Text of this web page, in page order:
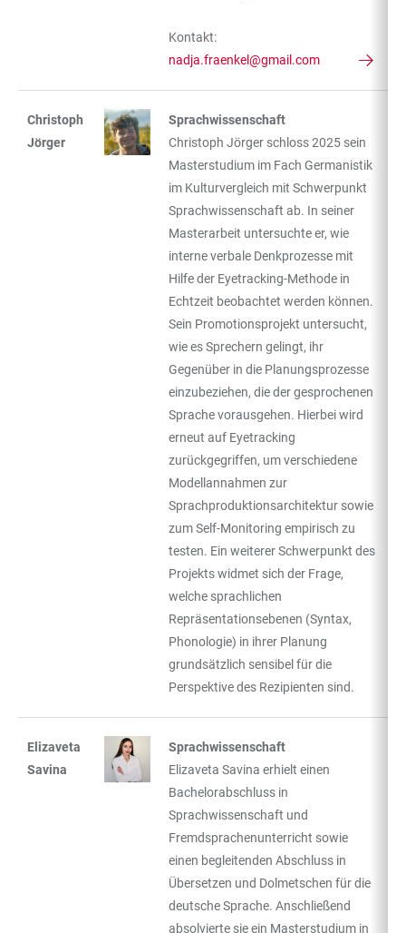
Kontakt:
nadja.fraenkel@gmail.com
Christoph
Jörger
Sprachwissenschaft
Christoph Jörger schloss 2025 sein
Masterstudium im Fach Germanistik
im Kulturvergleich mit Schwerpunkt
Sprachwissenschaft ab. In seiner
Masterarbeit untersuchte er, wie
interne verbale Denkprozesse mit
Hilfe der Eyetracking-Methode in
Echtzeit beobachtet werden können.
Sein Promotionsprojekt untersucht,
wie es Sprechern gelingt, ihr
Gegenüber in die Planungsprozesse
einzubeziehen, die der gesprochenen
Sprache vorausgehen. Hierbei wird
erneut auf Eyetracking
zurückgegriffen, um verschiedene
Modellannahmen zur
Sprachproduktionsarchitektur sowie
zum Self-Monitoring empirisch zu
testen. Ein weiterer Schwerpunkt des
Projekts widmet sich der Frage,
welche sprachlichen
Repräsentationsebenen (Syntax,
Phonologie) in ihrer Planung
grundsätzlich sensibel für die
Perspektive des Rezipienten sind.
Elizaveta
Savina
Sprachwissenschaft
Elizaveta Savina erhielt einen
Bachelorabschluss in
Sprachwissenschaft und
Fremdsprachenunterricht sowie
einen begleitenden Abschluss in
Übersetzen und Dolmetschen für die
deutsche Sprache. Anschließend
absolvierte sie ein Masterstudium in